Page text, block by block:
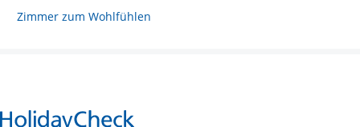
Zimmer zum Wohlfühlen